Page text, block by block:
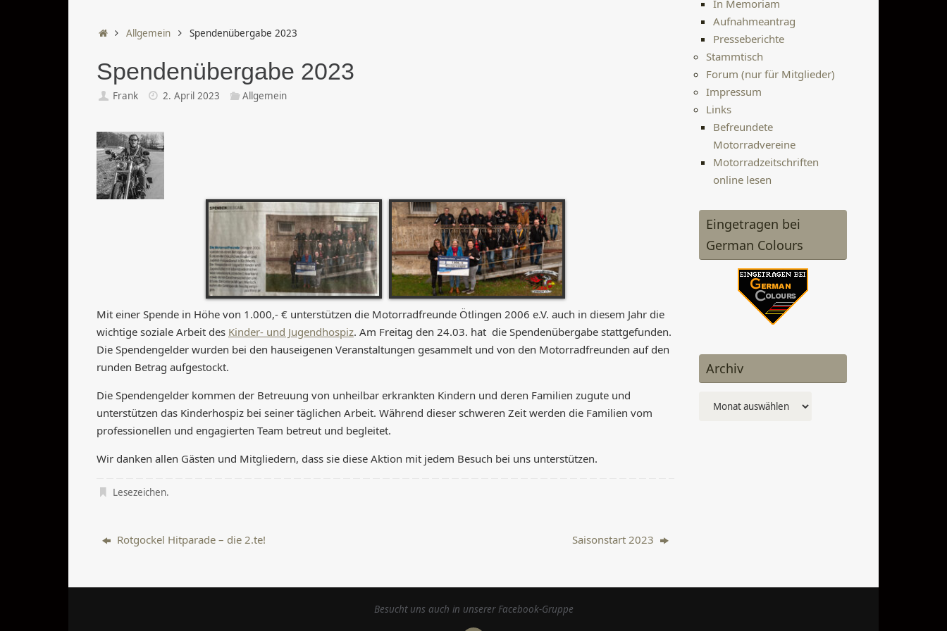
StartAllgemein Spendenübergabe 2023
Spendenübergabe 2023
Frank 2. April 2023 Allgemein
Mit einer Spende in Höhe von 1.000,- € unterstützen die Motorradfreunde Ötlingen 2006 e.V. auch in diesem Jahr die
wichtige soziale Arbeit des Kinder- und Jugendhospiz. Am Freitag den 24.03. hat die Spendenübergabe stattgefunden.
Die Spendengelder wurden bei den hauseigenen Veranstaltungen gesammelt und von den Motorradfreunden auf den
runden Betrag aufgestockt.
Die Spendengelder kommen der Betreuung von unheilbar erkrankten Kindern und deren Familien zugute und
unterstützen das Kinderhospiz bei seiner täglichen Arbeit. Während dieser schweren Zeit werden die Familien vom
professionellen und engagierten Team betreut und begleitet.
Wir danken allen Gästen und Mitgliedern, dass sie diese Aktion mit jedem Besuch bei uns unterstützen.
Lesezeichen.
Rotgockel Hitparade – die 2.te! Saisonstart 2023
In Memoriam
Aufnahmeantrag
Presseberichte
Stammtisch
Forum (nur für Mitglieder)
Impressum
Links
Befreundete
Motorradvereine
Motorradzeitschriften
online lesen
Eingetragen bei
German Colours
Archiv
Archiv
Besucht uns auch in unserer Facebook-Gruppe